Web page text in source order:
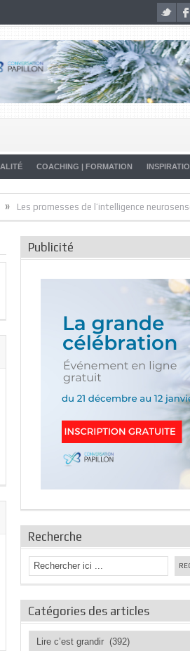
COACHING | FORMATION
de l’intelligence neurosensorielle »
Publicité
Recherche
Catégories des articles
Catégories